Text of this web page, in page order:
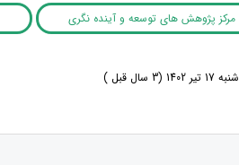
مرکز پژوهش های توسعه و آینده نگری
شنبه 17 تیر 1402 (3 سال قبل )